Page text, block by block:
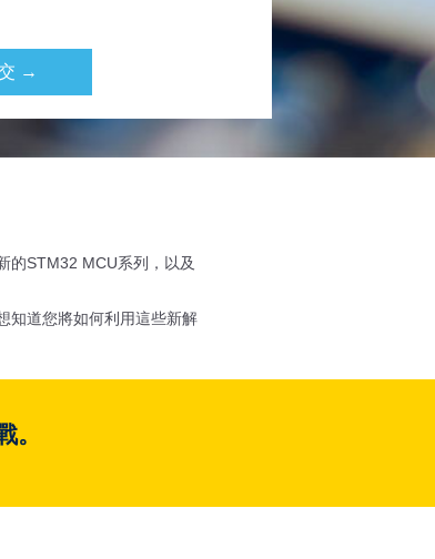
→
的STM32 MCU系列，以及
知道您將如何利用這些新解
。